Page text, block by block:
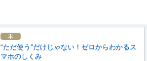
“ただ使う”だけじゃない！ゼロからわかるス
マホのしくみ